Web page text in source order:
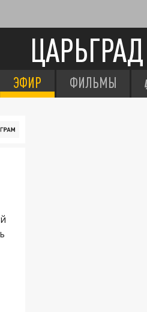
ЦАРЬГРАД
ЭФИР ФИЛЬМЫ